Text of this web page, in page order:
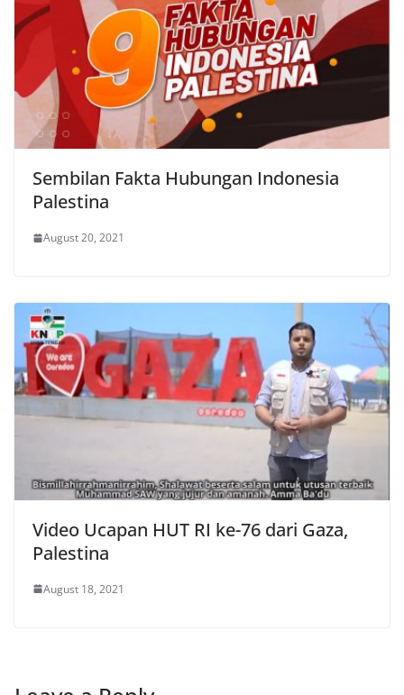
Sembilan Fakta Hubungan Indonesia
Palestina
August 20, 2021
Video Ucapan HUT RI ke-76 dari Gaza,
Palestina
August 18, 2021